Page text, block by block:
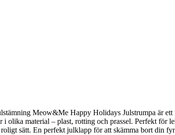
Meow&Me Happy Holidays Julstrumpa är
material – plast, rotting och prassel. Perfekt för
sätt. En perfekt julklapp för att skämma bort din